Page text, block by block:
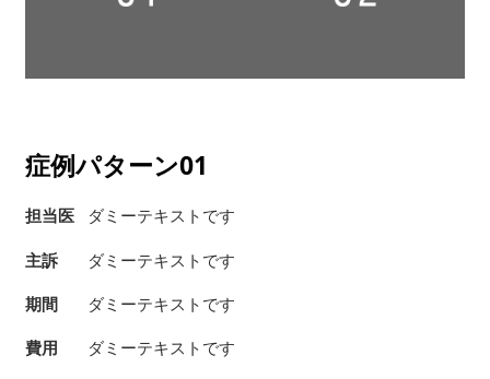
症例パターン01
担当医 ダミーテキストです
主訴 ダミーテキストです
期間 ダミーテキストです
費用 ダミーテキストです